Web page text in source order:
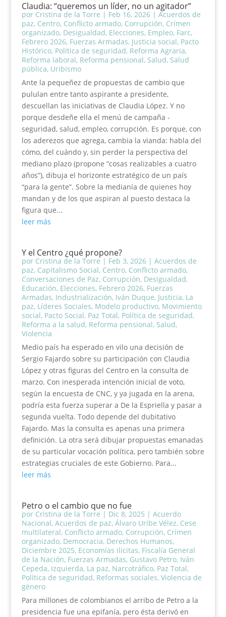
Claudia: “queremos un líder, no un agitador”
por Cristina de la Torre | Feb 16, 2026| Acuerdos de
paz, Centro, Conflicto armado, Corrupción, Crímen
organizado, Desigualdad, Elecciones, Empleo, Farc,
Febrero 2026, Fuerzas Armadas, Justicia social, Pacto
Histórico, Política de seguridad, Reforma Agraria,
Reforma laboral, Reforma pensional, Salud, Salud
pública, Uribismo
Ante la pequeñez de propuestas de cambio que
pululan entre tanto aspirante a presidente,
descuellan las iniciativas de Claudia López. Y no
porque desdeñe ella el menú de campaña -
seguridad, salud, empleo, corrupción. Es porque, con
los aderezos que agrega, cambia la vianda: habla del
cómo, del cuándo y, sin perder la perspectiva del
mediano plazo (propone “cosas realizables a cuatro
años”), dibuja el horizonte estratégico de un país
“para la gente”. Sobre la medianía de quienes hoy
mandan y de los que aspiran al puesto destaca la
figura que...
leer más
Y el Centro ¿qué propone?
por Cristina de la Torre| Feb 3, 2026| Acuerdos de
paz, Capitalismo Social, Centro, Conflicto armado,
Conversaciones de Paz, Corrupción, Desigualdad,
Educación, Elecciones, Febrero 2026, Fuerzas
Armadas, Industrialización, Iván Duque, Justicia, La
paz, Líderes Sociales, Modelo productivo, Movimiento
social, Pacto Social, Paz Total, Política de seguridad,
Reforma a la salud, Reforma pensional, Salud,
Violencia
Medio país ha esperado en vilo una decisión de
Sergio Fajardo sobre su participación con Claudia
López y otras figuras del Centro en la consulta de
marzo. Con inesperada intención inicial de voto,
según la encuesta de CNC, y ya jugada en la arena,
podría esta fuerza superar a De la Espriella y pasar a
segunda vuelta. Todo depende del dubitativo
Fajardo. Mas la consulta es apenas una primera
definición. La otra será dibujar propuestas emanadas
de su particular vocación política, pero también sobre
estrategias cruciales de este Gobierno. Para...
leer más
Petro o el cambio que no fue
por Cristina de la Torre | Dic 8, 2025 | Acuerdo
Nacional, Acuerdos de paz, Álvaro Uribe Vélez, Cese
multilateral, Conflicto armado, Corrupción, Crímen
organizado, Democracia, Derechos Humanos,
Diciembre 2025, Economías ilícitas, Fiscalía General
de la Nación, Fuerzas Armadas, Gustavo Petro, Iván
Cepeda, Izquierda, La paz, Narcotráfico, Paz Total,
Política de seguridad, Reformas sociales, Violencia de
género
Para millones de colombianos el arribo de Petro a la
presidencia fue una epifanía, pero ésta derivó en